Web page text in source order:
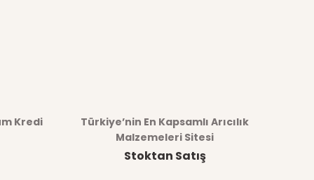
Kredi
Türkiye’nin En Kapsamlı Arıcılık
Malzemeleri Sitesi
Stoktan Satış